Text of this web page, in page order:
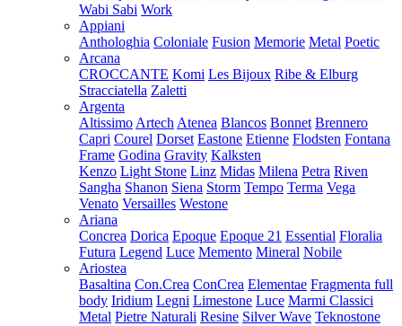
Wabi Sabi Work
Appiani
Anthologhia Coloniale Fusion Memorie Metal Poetic
Arcana
CROCCANTE Komi Les Bijoux Ribe & Elburg
Stracciatella Zaletti
Argenta
Altissimo Artech Atenea Blancos Bonnet Brennero
Capri Courel Dorset Eastone Etienne Flodsten Fontana
Frame Godina Gravity Kalksten
Kenzo Light Stone Linz Midas Milena Petra Riven
Sangha Shanon Siena Storm Tempo Terma Vega
Venato Versailles Westone
Ariana
Concrea Dorica Epoque Epoque 21 Essential Floralia
Futura Legend Luce Memento Mineral Nobile
Ariostea
Basaltina Con.Crea ConCrea Elementae Fragmenta full
body Iridium Legni Limestone Luce Marmi Classici
Metal Pietre Naturali Resine Silver Wave Teknostone